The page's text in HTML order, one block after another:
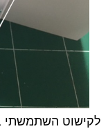
לקישוט